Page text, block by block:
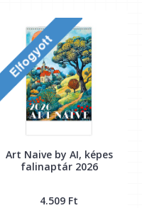
Art Naive by AI, képes
falinaptár 2026
4.509 Ft